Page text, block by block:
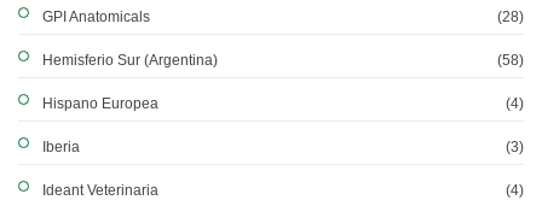
GPI Anatomicals (28)
Hemisferio Sur (Argentina) (58)
Hispano Europea (4)
Iberia (3)
Ideant Veterinaria (4)